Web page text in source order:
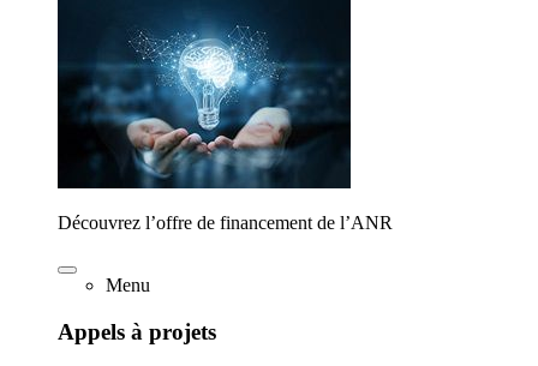
Découvrez l’offre de financement de l’ANR
Menu
Appels à projets